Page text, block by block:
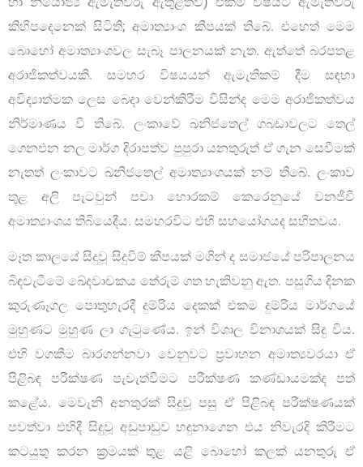
කිහිපදෙනෙක් සිටිති; අමාත්‍යාංශ කීපයක් තිබේ. එහෙත් මෙම
බොහෝ අමාත්‍යාංශවල සැබෑ පාලනයක් නැත. ඇත්තේ බරපතළ
අරාජිකත්වයකි. සමහර විෂයයන් ඇමැතිකම් දීම සඳහා
අවිද්‍යාත්මක ලෙස බෙදා වෙන්කිරීම විසින්ද මෙම අරාජිකත්වය
නිර්මාණය වී තිබේ. ලංකාවේ ඛනිජතෙල් ගබඩාවලට තෙල්
ගෙනඑන නල මාර්ග දිරාපත්ව පුපුරා යනතුරුත් ඒ ගැන සෙවීමක්
නැතත් ලංකාවට ඛනිජතෙල් අමාත්‍යාංශයක් නම් තිබේ. ලංකාව
තුළ අලි පැටවුන් පවා හොරකම් කෙරෙනුයේ වනජීවී
අමාත්‍යාංශය තිබියෙදීය. සමහරවිට එහි සහයෝගයද සහිතවය.
මෑත කාලයේ සිදුවූ සිදුවීම් කීපයක් මගින් ද සමාජයේ පරිපාලනය
බිඳවැටීමේ ඛේදවාචකය තේරුම් ගත හැකිවනු ඇත. පසුගිය දිනක
කුරුණෑගල පොතුහැරදී දුම්රිය දෙකක් එකම දුම්රිය මාර්ගයේ
මුහුණට මුහුණ ලා ගැටුණේය. ඉන් විශාල විනාශයක් සිදු විය.
එහි වගකීම බාරගන්නවා වෙනුවට ප‍්‍රවාහන අමාත්‍යවරයා ඒ
පිළිබඳ පරීක්ෂණ පැවැත්වීමට පරීක්ෂණ කණ්ඩායමක්ද පත්
කළේය. මෙවැනි අනතුරක් සිදුවූ පසු ඒ පිළිබඳ පරීක්ෂණයක්
පවත්වා එහිදී සිදුවූ අඩුපාඩුව හඳුනාගෙන එය නිවැරදි කිරීමට
කටයුතු කරන ක්‍රමයක් තුළ යළි බොහෝ කලක් යනතුරු ඒ